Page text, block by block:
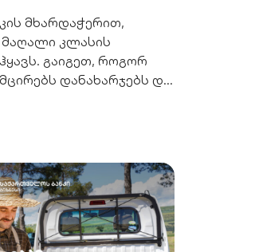
მხარდაჭერით,
კლასის
გაიგეთ, როგორ
დანახარჯებს და